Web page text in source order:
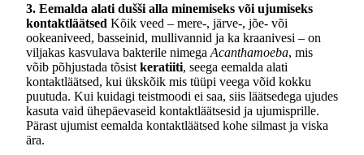
3. Eemalda alati dušši alla minemiseks või ujumiseks
kontaktläätsed Kõik veed – mere-, järve-, jõe- või
ookeaniveed, basseinid, mullivannid ja ka kraanivesi – on
viljakas kasvulava bakterile nimega Acanthamoeba, mis
võib põhjustada tõsist keratiiti, seega eemalda alati
kontaktläätsed, kui ükskõik mis tüüpi veega võid kokku
puutuda. Kui kuidagi teistmoodi ei saa, siis läätsedega ujudes
kasuta vaid ühepäevaseid kontaktläätsesid ja ujumisprille.
Pärast ujumist eemalda kontaktläätsed kohe silmast ja viska
ära.